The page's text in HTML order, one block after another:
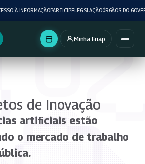
À INFORMAÇÃOPARTICIPELEGISLAÇÃOÓRGÃOS DO
no portal
Minha Enap
de Inovação
artificiais estão
o mercado de trabalho